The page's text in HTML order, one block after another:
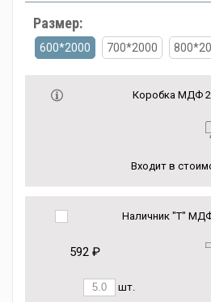
Размер:
600*2000 700*2000
Коробка МДФ
Входит в
Наличник "Т"
592 ₽
шт.